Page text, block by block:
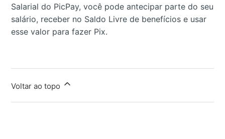
Salarial do PicPay, você pode antecipar parte do seu
salário, receber no Saldo Livre de benefícios e usar
esse valor para fazer Pix.
Voltar ao topo